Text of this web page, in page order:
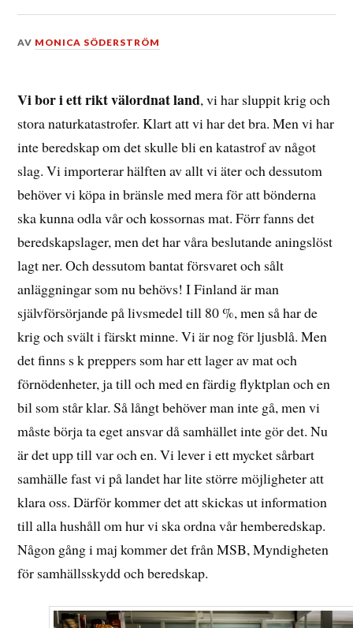
DEN
2018
AV MONICA SÖDERSTRÖM
Vi bor i ett rikt välordnat land, vi har sluppit krig och
stora naturkatastrofer. Klart att vi har det bra. Men vi har
inte beredskap om det skulle bli en katastrof av något
slag. Vi importerar hälften av allt vi äter och dessutom
behöver vi köpa in bränsle med mera för att bönderna
ska kunna odla vår och kossornas mat. Förr fanns det
beredskapslager, men det har våra beslutande aningslöst
lagt ner. Och dessutom bantat försvaret och sålt
anläggningar som nu behövs! I Finland är man
självförsörjande på livsmedel till 80 %, men så har de
krig och svält i färskt minne. Vi är nog för ljusblå. Men
det finns s k preppers som har ett lager av mat och
förnödenheter, ja till och med en färdig flyktplan och en
bil som står klar. Så långt behöver man inte gå, men vi
måste börja ta eget ansvar då samhället inte gör det. Nu
är det upp till var och en. Vi lever i ett mycket sårbart
samhälle fast vi på landet har lite större möjligheter att
klara oss. Därför kommer det att skickas ut information
till alla hushåll om hur vi ska ordna vår hemberedskap.
Någon gång i maj kommer det från MSB, Myndigheten
för samhällsskydd och beredskap.